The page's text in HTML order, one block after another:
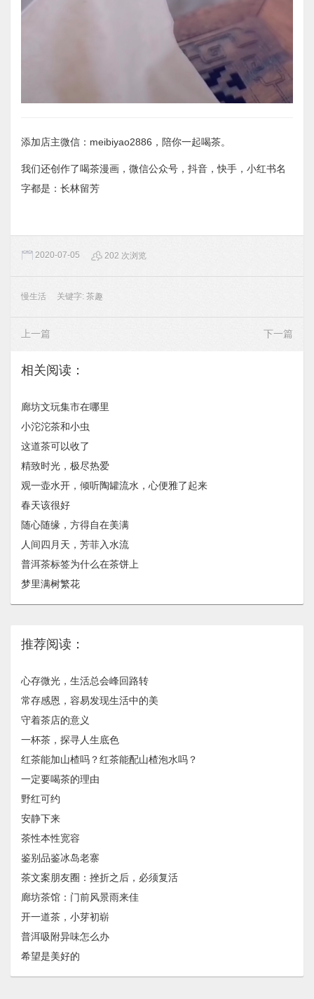
添加店主微信：meibiyao2886，陪你一起喝茶。
我们还创作了喝茶漫画，微信公众号，抖音，快手，小红书名
字都是：长林留芳
2020-07-05 202 次浏览
慢生活 关键字: 茶趣
上一篇 下一篇
相关阅读：
廊坊文玩集市在哪里
小沱沱茶和小虫
这道茶可以收了
精致时光，极尽热爱
观一壶水开，倾听陶罐流水，心便雅了起来
春天该很好
随心随缘，方得自在美满
人间四月天，芳菲入水流
普洱茶标签为什么在茶饼上
梦里满树繁花
推荐阅读：
心存微光，生活总会峰回路转
常存感恩，容易发现生活中的美
守着茶店的意义
一杯茶，探寻人生底色
红茶能加山楂吗？红茶能配山楂泡水吗？
一定要喝茶的理由
野红可约
安静下来
茶性本性宽容
鉴别品鉴冰岛老寨
茶文案朋友圈：挫折之后，必须复活
廊坊茶馆：门前风景雨来佳
开一道茶，小芽初崭
普洱吸附异味怎么办
希望是美好的